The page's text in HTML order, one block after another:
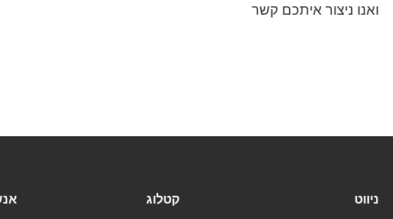
ואנו ניצור איתכם קשר
ניווט קטלוג